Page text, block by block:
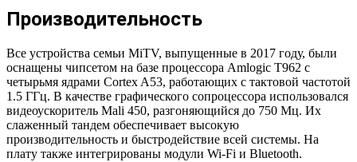
Производительность
Все устройства семьи MiTV, выпущенные в 2017 году, были
оснащены чипсетом на базе процессора Amlogic T962 c
четырьмя ядрами Cortex A53, работающих с тактовой частотой
1.5 ГГц. В качестве графического сопроцессора использовался
видеоускоритель Mali 450, разгоняющийся до 750 Мц. Их
слаженный тандем обеспечивает высокую
производительность и быстродействие всей системы. На
плату также интегрированы модули Wi-Fi и Bluetooth.